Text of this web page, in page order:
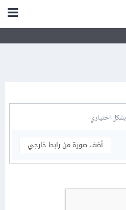
اختياري
أضف صورة من رابط خارجي